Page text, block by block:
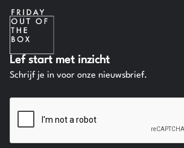
Lef start met inzicht
Schrijf je in voor onze nieuwsbrief.
CAPTCHA